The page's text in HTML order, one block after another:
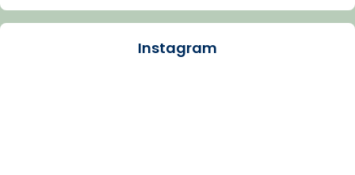
Arquebisbat de Barcelona
Instagram